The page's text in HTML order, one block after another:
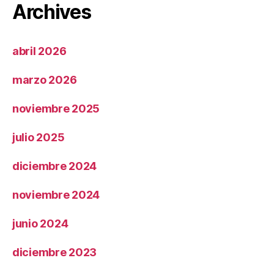
Archives
abril 2026
marzo 2026
noviembre 2025
julio 2025
diciembre 2024
noviembre 2024
junio 2024
diciembre 2023